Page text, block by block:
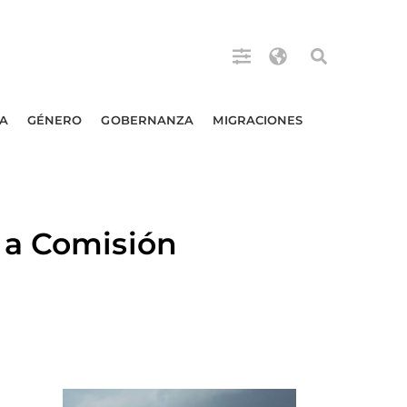
GÉNERO GOBERNANZA MIGRACIONES
Comisión